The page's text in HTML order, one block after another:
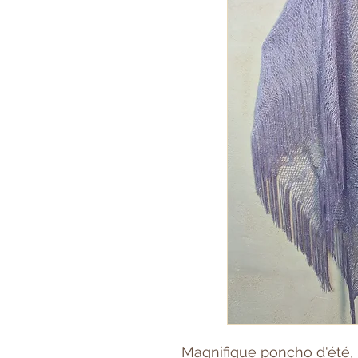
Magnifique poncho